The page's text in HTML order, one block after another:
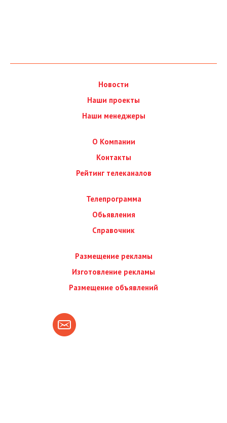
Новости
Наши проекты
Наши менеджеры
О Компании
Контакты
Рейтинг телеканалов
Телепрограмма
Обьявления
Справочник
Размещение рекламы
Изготовление рекламы
Размещение объявлений